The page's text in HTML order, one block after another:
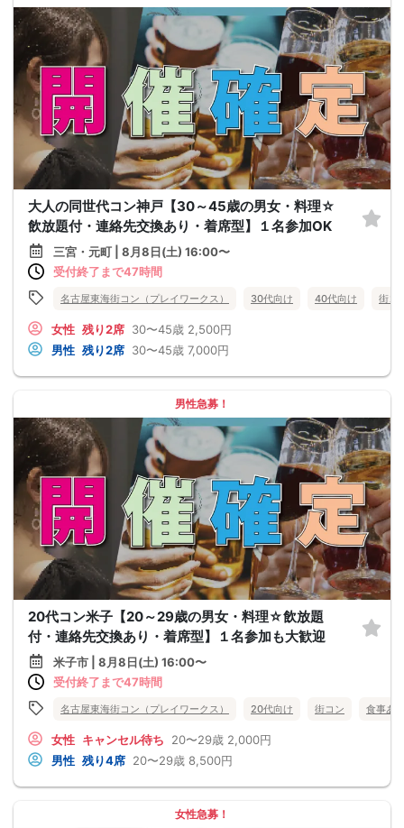
大人の同世代コン神戸【30～45歳の男女・料理☆
飲放題付・連絡先交換あり・着席型】１名参加OK
三宮・元町 | 8月8日(土) 16:00〜
受付終了まで47時間
名古屋東海街コン（プレイワークス） 30代向け 40代向け 街コ
女性 残り2席 30〜45歳 2,500円
男性 残り2席 30〜45歳 7,000円
男性急募！
20代コン米子【20～29歳の男女・料理☆飲放題
付・連絡先交換あり・着席型】１名参加も大歓迎
米子市 | 8月8日(土) 16:00〜
受付終了まで47時間
名古屋東海街コン（プレイワークス） 20代向け 街コン 食事あ
女性 キャンセル待ち 20〜29歳 2,000円
男性 残り4席 20〜29歳 8,500円
女性急募！